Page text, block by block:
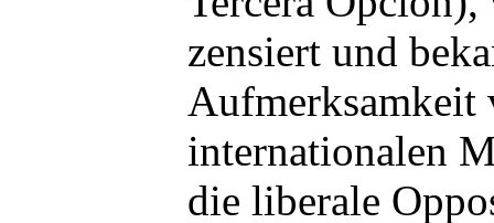
zensiert und
Aufmerksamkeit
internationalen
die liberale